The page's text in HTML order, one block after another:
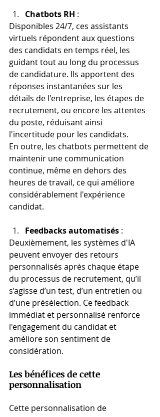
Chatbots RH :
Disponibles 24/7, ces assistants
virtuels répondent aux questions
des candidats en temps réel, les
guidant tout au long du processus
de candidature. Ils apportent des
réponses instantanées sur les
détails de l'entreprise, les étapes de
recrutement, ou encore les attentes
du poste, réduisant ainsi
l'incertitude pour les candidats.
En outre, les chatbots permettent de
maintenir une communication
continue, même en dehors des
heures de travail, ce qui améliore
considérablement l'expérience
candidat.
Feedbacks automatisés :
Deuxièmement, les systèmes d'IA
peuvent envoyer des retours
personnalisés après chaque étape
du processus de recrutement, qu’il
s’agisse d’un test, d’un entretien ou
d’une présélection. Ce feedback
immédiat et personnalisé renforce
l'engagement du candidat et
améliore son sentiment de
considération.
Les bénéfices de cette
personnalisation
Cette personnalisation de